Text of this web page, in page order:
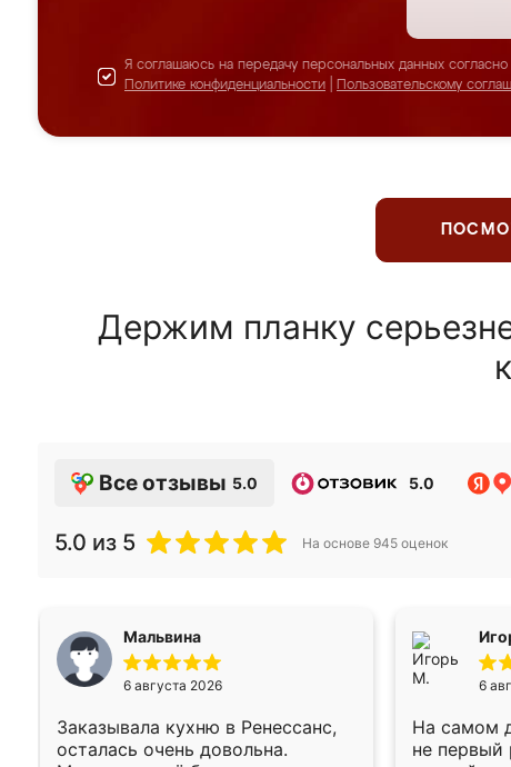
Я соглашаюсь на передачу персональных данных согласно
Политике конфиденциальности
Пользовательскому
Держим планку
Все отзывы 5.0 5.0
5.0 из 5 На основе 945 оценок
Мальвина
6 августа 2026
Заказывала кухню в Ренессанс,
осталась очень довольна.
6
На самом
не первый